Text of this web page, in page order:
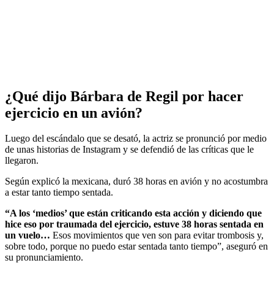
¿Qué dijo Bárbara de Regil por hacer
ejercicio en un avión?
Luego del escándalo que se desató, la actriz se pronunció por medio
de unas historias de Instagram y se defendió de las críticas que le
llegaron.
Según explicó la mexicana, duró 38 horas en avión y no acostumbra
a estar tanto tiempo sentada.
“A los ‘medios’ que están criticando esta acción y diciendo que
hice eso por traumada del ejercicio, estuve 38 horas sentada en
un vuelo… Esos movimientos que ven son para evitar trombosis y,
sobre todo, porque no puedo estar sentada tanto tiempo”, aseguró en
su pronunciamiento.